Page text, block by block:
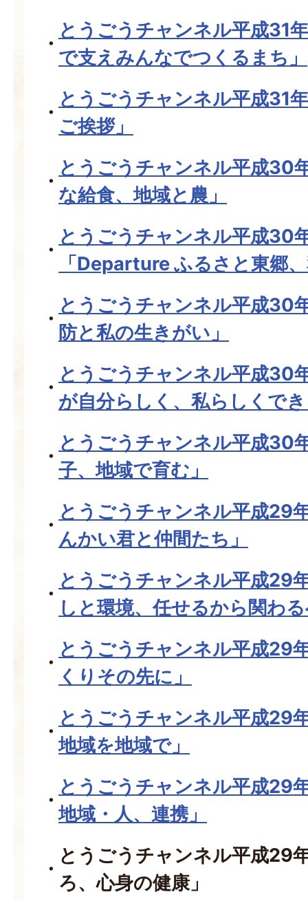
とうごうチャンネル平成31
で支えみんなでつくるまち」
とうごうチャンネル平成31
ご挨拶」
とうごうチャンネル平成30
な給食、地域と農」
とうごうチャンネル平成30
「Departure ふるさと東郷
とうごうチャンネル平成30
防と私の生きがい」
とうごうチャンネル平成30
が自分らしく、私らしくで
とうごうチャンネル平成30
子、地域で育む」
とうごうチャンネル平成29
んかい君と仲間たち」
とうごうチャンネル平成29
しと環境、任せるから関わ
とうごうチャンネル平成29
くりその先に」
とうごうチャンネル平成29
地域を地域で」
とうごうチャンネル平成29
地域・人、連携」
とうごうチャンネル平成29
ろ、心身の健康」